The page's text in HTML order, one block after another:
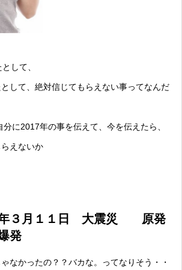
して、
して、絶対信じてもらえない事ってなんだ
に2017年の事を伝えて、今を伝えたら、
えないか
年３月１１日 大震災 原発
発
なかったの？？バカな。ってなりそう・・